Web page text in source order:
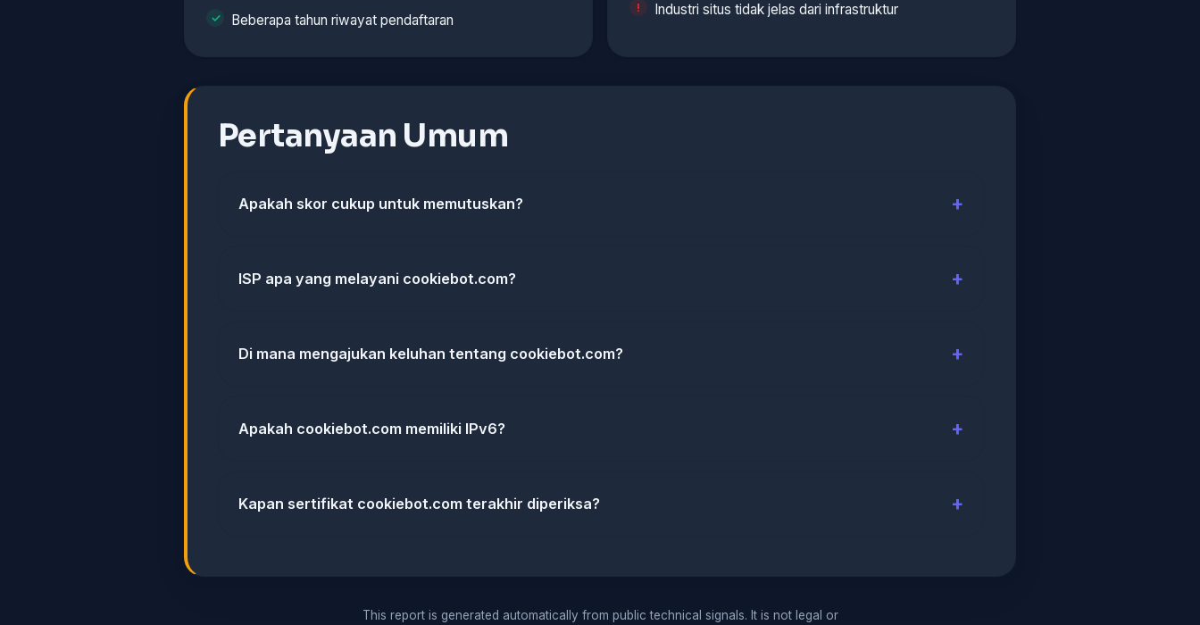
Beberapa tahun riwayat pendaftaran
Industri situs tidak jelas dari infrastruktur
Pertanyaan Umum
Apakah skor cukup untuk memutuskan?
ISP apa yang melayani cookiebot.com?
Di mana mengajukan keluhan tentang cookiebot.com?
Apakah cookiebot.com memiliki IPv6?
Kapan sertifikat cookiebot.com terakhir diperiksa?
This report is generated automatically from public technical signals. It is not legal or